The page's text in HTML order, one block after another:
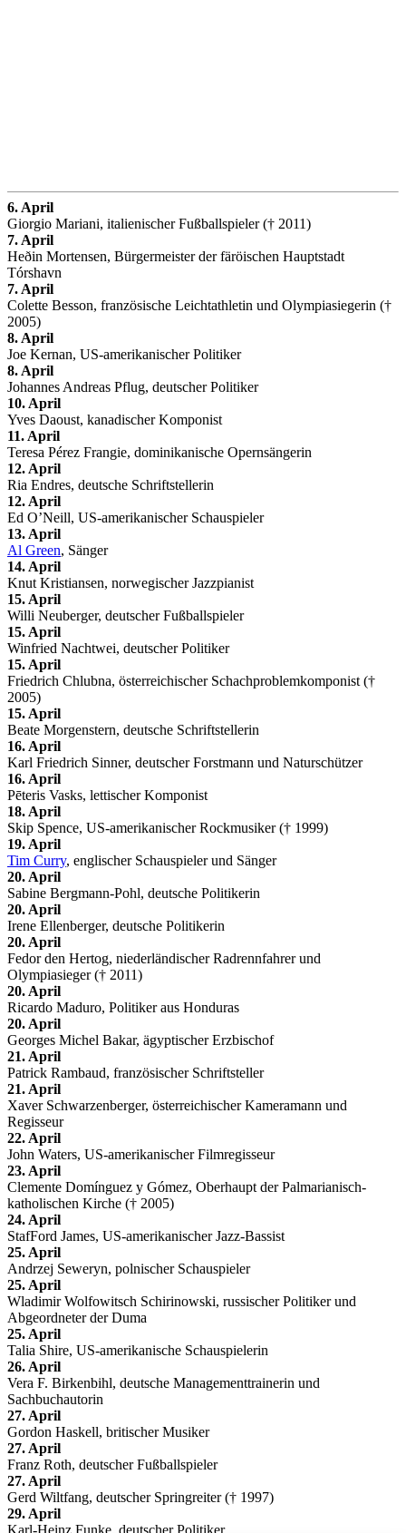
6. April
Giorgio Mariani, italienischer Fußballspieler († 2011)
7. April
Heðin Mortensen, Bürgermeister der färöischen Hauptstadt
Tórshavn
7. April
Colette Besson, französische Leichtathletin und Olympiasiegerin (†
2005)
8. April
Joe Kernan, US-amerikanischer Politiker
8. April
Johannes Andreas Pflug, deutscher Politiker
10. April
Yves Daoust, kanadischer Komponist
11. April
Teresa Pérez Frangie, dominikanische Opernsängerin
12. April
Ria Endres, deutsche Schriftstellerin
12. April
Ed O’Neill, US-amerikanischer Schauspieler
13. April
Al Green, Sänger
14. April
Knut Kristiansen, norwegischer Jazzpianist
15. April
Willi Neuberger, deutscher Fußballspieler
15. April
Winfried Nachtwei, deutscher Politiker
15. April
Friedrich Chlubna, österreichischer Schachproblemkomponist (†
2005)
15. April
Beate Morgenstern, deutsche Schriftstellerin
16. April
Karl Friedrich Sinner, deutscher Forstmann und Naturschützer
16. April
Pēteris Vasks, lettischer Komponist
18. April
Skip Spence, US-amerikanischer Rockmusiker († 1999)
19. April
Tim Curry, englischer Schauspieler und Sänger
20. April
Sabine Bergmann-Pohl, deutsche Politikerin
20. April
Irene Ellenberger, deutsche Politikerin
20. April
Fedor den Hertog, niederländischer Radrennfahrer und
Olympiasieger († 2011)
20. April
Ricardo Maduro, Politiker aus Honduras
20. April
Georges Michel Bakar, ägyptischer Erzbischof
21. April
Patrick Rambaud, französischer Schriftsteller
21. April
Xaver Schwarzenberger, österreichischer Kameramann und
Regisseur
22. April
John Waters, US-amerikanischer Filmregisseur
23. April
Clemente Domínguez y Gómez, Oberhaupt der Palmarianisch-
katholischen Kirche († 2005)
24. April
StafFord James, US-amerikanischer Jazz-Bassist
25. April
Andrzej Seweryn, polnischer Schauspieler
25. April
Wladimir Wolfowitsch Schirinowski, russischer Politiker und
Abgeordneter der Duma
25. April
Talia Shire, US-amerikanische Schauspielerin
26. April
Vera F. Birkenbihl, deutsche Managementtrainerin und
Sachbuchautorin
27. April
Gordon Haskell, britischer Musiker
27. April
Franz Roth, deutscher Fußballspieler
27. April
Gerd Wiltfang, deutscher Springreiter († 1997)
29. April
Karl-Heinz Funke, deutscher Politiker